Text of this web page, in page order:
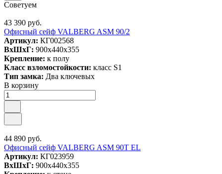
Советуем
43 390 руб.
Офисный сейф VALBERG ASM 90/2
Артикул: КГ002568
ВxШxГ: 900x440x355
Крепление: к полу
Класс взломостойкости: класс S1
Тип замка: Два ключевых
В корзину
44 890 руб.
Офисный сейф VALBERG ASM 90T EL
Артикул: КГ023959
ВxШxГ: 900x440x355